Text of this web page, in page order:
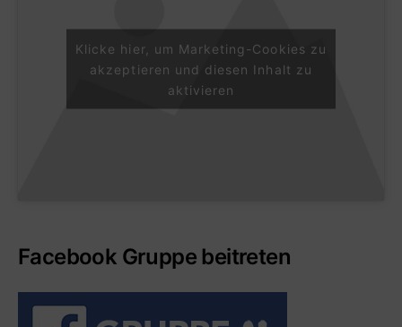
Klicke hier, um Marketing-Cookies zu
akzeptieren und diesen Inhalt zu
aktivieren
Facebook Gruppe beitreten